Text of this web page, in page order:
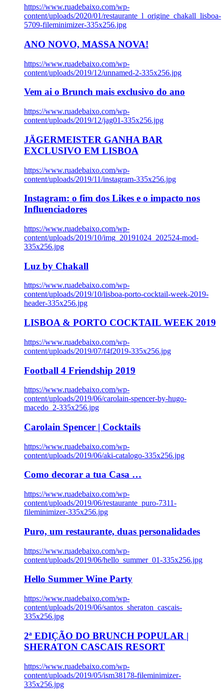
https://www.ruadebaixo.com/wp-
content/uploads/2020/01/restaurante_l_origine_chakall_lisboa-
5709-fileminimizer-335x256.jpg
ANO NOVO, MASSA NOVA!
https://www.ruadebaixo.com/wp-
content/uploads/2019/12/unnamed-2-335x256.jpg
Vem ai o Brunch mais exclusivo do ano
https://www.ruadebaixo.com/wp-
content/uploads/2019/12/jag01-335x256.jpg
JÄGERMEISTER GANHA BAR
EXCLUSIVO EM LISBOA
https://www.ruadebaixo.com/wp-
content/uploads/2019/11/instagram-335x256.jpg
Instagram: o fim dos Likes e o impacto nos
Influenciadores
https://www.ruadebaixo.com/wp-
content/uploads/2019/10/img_20191024_202524-mod-
335x256.jpg
Luz by Chakall
https://www.ruadebaixo.com/wp-
content/uploads/2019/10/lisboa-porto-cocktail-week-2019-
header-335x256.jpg
LISBOA & PORTO COCKTAIL WEEK 2019
https://www.ruadebaixo.com/wp-
content/uploads/2019/07/f4f2019-335x256.jpg
Football 4 Friendship 2019
https://www.ruadebaixo.com/wp-
content/uploads/2019/06/carolain-spencer-by-hugo-
macedo_2-335x256.jpg
Carolain Spencer | Cocktails
https://www.ruadebaixo.com/wp-
content/uploads/2019/06/aki-catalogo-335x256.jpg
Como decorar a tua Casa …
https://www.ruadebaixo.com/wp-
content/uploads/2019/06/restaurante_puro-7311-
fileminimizer-335x256.jpg
Puro, um restaurante, duas personalidades
https://www.ruadebaixo.com/wp-
content/uploads/2019/06/hello_summer_01-335x256.jpg
Hello Summer Wine Party
https://www.ruadebaixo.com/wp-
content/uploads/2019/06/santos_sheraton_cascais-
335x256.jpg
2ª EDIÇÃO DO BRUNCH POPULAR |
SHERATON CASCAIS RESORT
https://www.ruadebaixo.com/wp-
content/uploads/2019/05/ism38178-fileminimizer-
335x256.jpg